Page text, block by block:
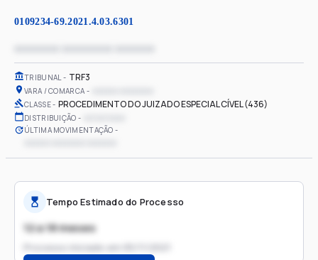
0109234-69.2021.4.03.6301
TRIBUNAL TRF3
VARA / COMARCA
CLASSE PROCEDIMENTO DO JUIZADO ESPECIAL CÍVEL (436)
DISTRIBUIÇÃO
ÚLTIMA MOVIMENTAÇÃO
Tempo Estimado do Processo
12 a 18 meses
Processo iniciado em